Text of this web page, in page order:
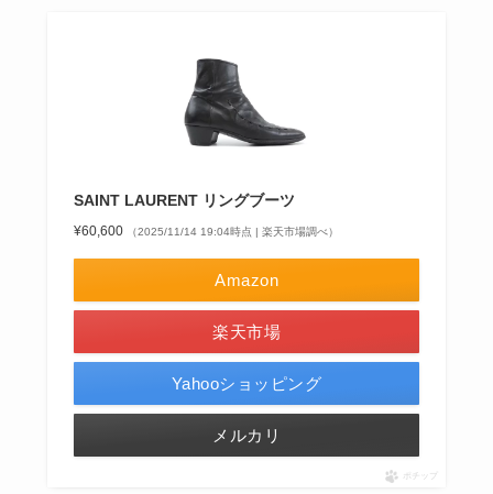
SAINT LAURENT リングブーツ
¥60,600 （2025/11/14 19:04時点 | 楽天市場調べ）
Amazon
楽天市場
Yahooショッピング
メルカリ
ポチップ